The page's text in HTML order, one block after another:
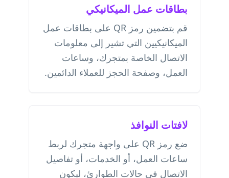
بطاقات عمل الميكانيكي
قم بتضمين رمز QR على بطاقات عمل
الميكانيكيين التي تشير إلى معلومات
الاتصال الخاصة بمتجرك، وساعات
العمل، وصفحة الحجز للعملاء الدائمين.
لافتات النوافذ
ضع رمز QR على واجهة متجرك لربط
ساعات العمل، أو الخدمات، أو تفاصيل
الاتصال في حالات الطوارئ، ليكون